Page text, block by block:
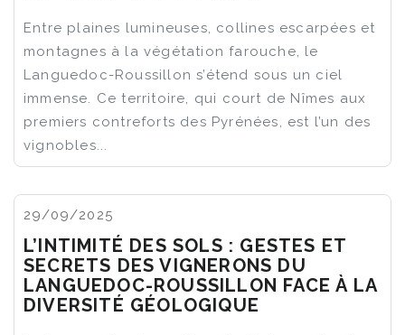
Entre plaines lumineuses, collines escarpées et
montagnes à la végétation farouche, le
Languedoc-Roussillon s’étend sous un ciel
immense. Ce territoire, qui court de Nîmes aux
premiers contreforts des Pyrénées, est l’un des
vignobles...
29/09/2025
L’INTIMITÉ DES SOLS : GESTES ET
SECRETS DES VIGNERONS DU
LANGUEDOC-ROUSSILLON FACE À LA
DIVERSITÉ GÉOLOGIQUE